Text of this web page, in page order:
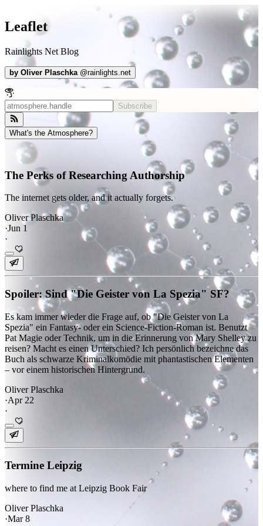
Leaflet
Rainlights Net Blog
by Oliver Plaschka @rainlights.net
Subscribe
What's the Atmosphere?
The Perks of Researching Authorship
The internet gets older, and it actually forgets.
Oliver Plaschka
·Jun 1
·
Spoiler: Sind "Die Geister von La Spezia" SF?
Es kam immer wieder die Frage auf, ob "Die Geister von La
Spezia" ein Fantasy- oder ein Science-Fiction-Roman ist. Benutzt
Pat Magie oder Technik, um in die Erinnerung von Mary Shelley zu
reisen? Macht es einen Unterschied? Ich persönlich bezeichne das
Buch als schwarze Kriminalkomödie mit phantastischen Elementen
– vor einem historischen Hintergrund.
Oliver Plaschka
·Apr 22
·
Termine Leipzig
where to find me at Leipzig Book Fair
Oliver Plaschka
·Mar 8